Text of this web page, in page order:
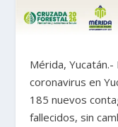
Mérida,
coronavirus en
185 nuevos
fallecidos, sin